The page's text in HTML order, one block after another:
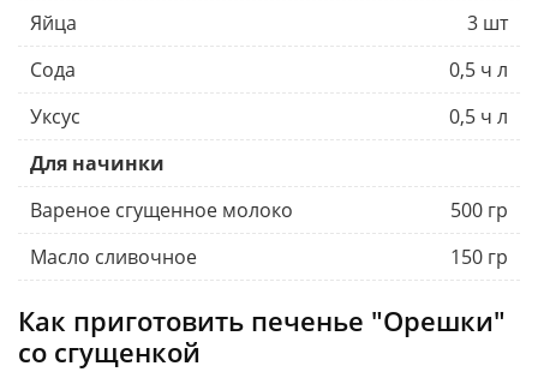
Яйца
3 шт
Сода
0,5 ч л
Уксус
0,5 ч л
Для начинки
Вареное сгущенное молоко
500 гр
Масло сливочное
150 гр
Как приготовить печенье "Орешки"
со сгущенкой